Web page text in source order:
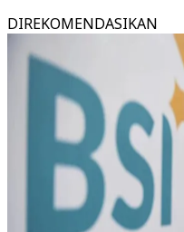
DIREKOMENDASIKAN